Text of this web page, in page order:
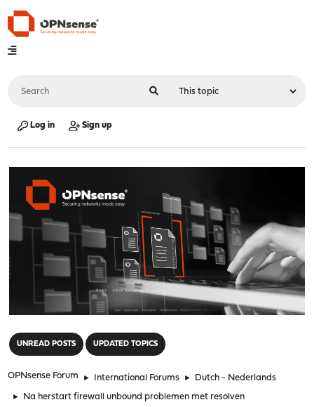
Log in Sign up
UNREAD POSTS UPDATED TOPICS
OPNsense Forum ► International Forums ► Dutch - Nederlands
► Na herstart firewall unbound problemen met resolven